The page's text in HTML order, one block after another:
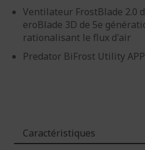
Ventilateur FrostBlade 2.0
eroBlade 3D de 5e
rationalisant le flux d'air
Predator BiFrost Utility APP
Caractéristiques